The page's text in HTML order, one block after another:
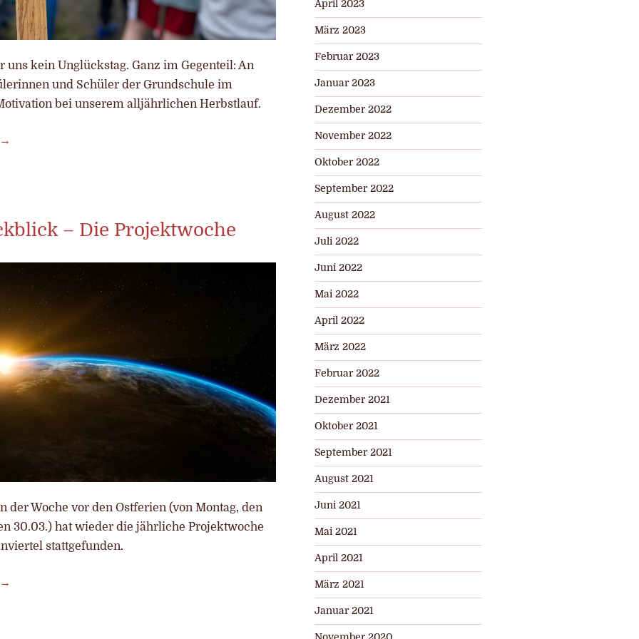
uns kein Unglückstag. Ganz im Gegenteil: An
und Schüler der Grundschule im
bei unserem alljährlichen Herbstlauf.
– Die Projektwoche
der Woche vor den Ostferien (von Montag, den
30.03.) hat wieder die jährliche Projektwoche
stattgefunden.
April 2023
März 2023
Februar 2023
Januar 2023
Dezember 2022
November 2022
Oktober 2022
September 2022
August 2022
Juli 2022
Juni 2022
Mai 2022
April 2022
März 2022
Februar 2022
Dezember 2021
Oktober 2021
September 2021
August 2021
Juni 2021
Mai 2021
April 2021
März 2021
Januar 2021